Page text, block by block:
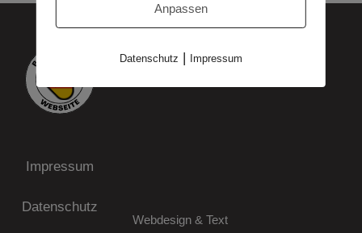
Impressum
Datenschutz
Webdesign & Text
Anpassen
Datenschutz | Impressum